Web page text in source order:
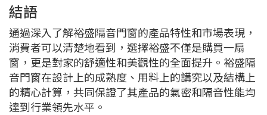
結語
通過深入了解裕盛隔音門窗的產品特性和市場表現，
消費者可以清楚地看到，選擇裕盛不僅是購買一扇
窗，更是對家的舒適性和美觀性的全面提升。裕盛隔
音門窗在設計上的成熟度、用料上的講究以及結構上
的精心計算，共同保證了其產品的氣密和隔音性能均
達到行業領先水平。